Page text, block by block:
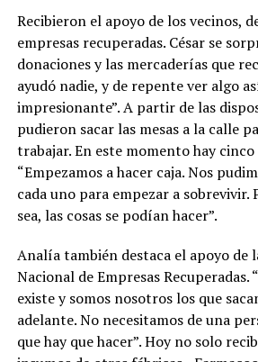
Recibieron el apoyo de los vecinos,
empresas recuperadas. César se
donaciones y las mercaderías que
ayudó nadie, y de repente ver algo
impresionante”. A partir de las
pudieron sacar las mesas a la calle
trabajar. En este momento hay cinco
“Empezamos a hacer caja. Nos
cada uno para empezar a sobrevivir.
sea, las cosas se podían hacer”.
Analía también destaca el apoyo de
Nacional de Empresas Recuperadas.
existe y somos nosotros los que
adelante. No necesitamos de una
que hay que hacer”. Hoy no solo